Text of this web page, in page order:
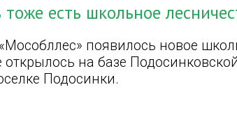
есть школьное
появилось новое
открылось на базе
Подосинки.